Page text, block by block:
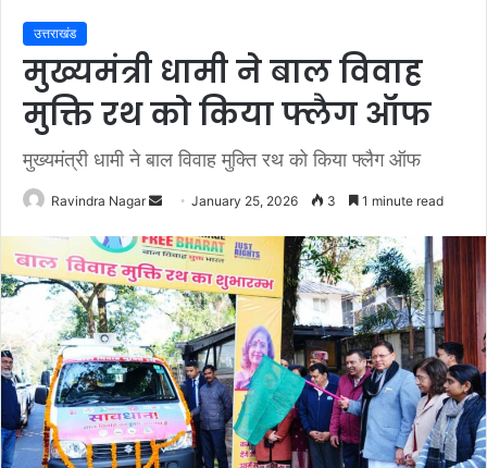
उत्तराखंड
मुख्यमंत्री धामी ने बाल विवाह
मुक्ति रथ को किया फ्लैग ऑफ
मुख्यमंत्री धामी ने बाल विवाह मुक्ति रथ को किया फ्लैग ऑफ
Ravindra Nagar
Send
email
January 25, 2026 3 1 minute read